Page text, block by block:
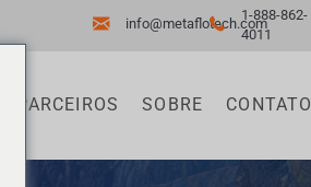
info@metaflotech.com
1-888-862-
4011
PARCEIROS SOBRE CONTATO